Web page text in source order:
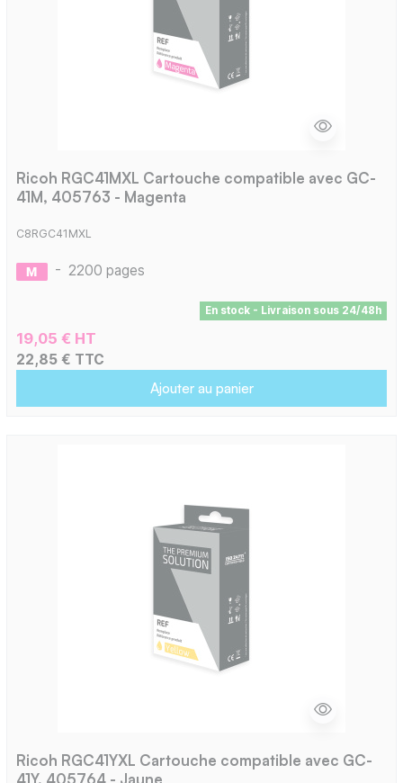
Ricoh RGC41MXL Cartouche compatible avec GC-
41M, 405763 - Magenta
C8RGC41MXL
- 2200 pages
En stock - Livraison sous 24/48h
19,05 € HT
22,85 € TTC
Ajouter au panier
Ricoh RGC41YXL Cartouche compatible avec GC-
41Y, 405764 - Jaune